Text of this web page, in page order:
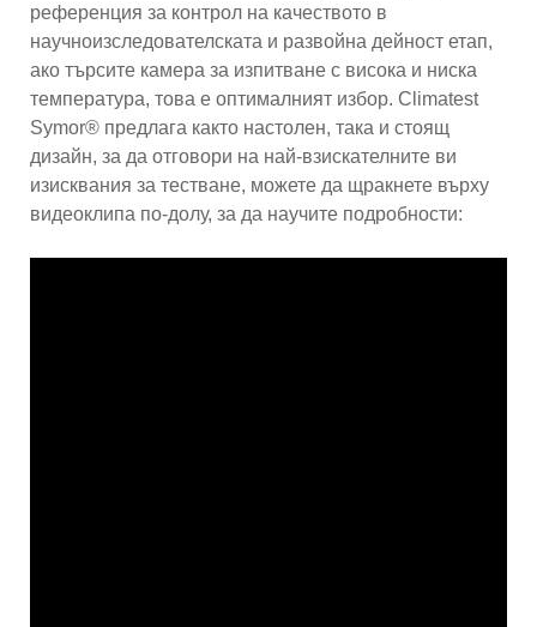
референция за контрол на качеството в
научноизследователската и развойна дейност етап,
ако търсите камера за изпитване с висока и ниска
температура, това е оптималният избор. Climatest
Symor® предлага както настолен, така и стоящ
дизайн, за да отговори на най-взискателните ви
изисквания за тестване, можете да щракнете върху
видеоклипа по-долу, за да научите подробности: